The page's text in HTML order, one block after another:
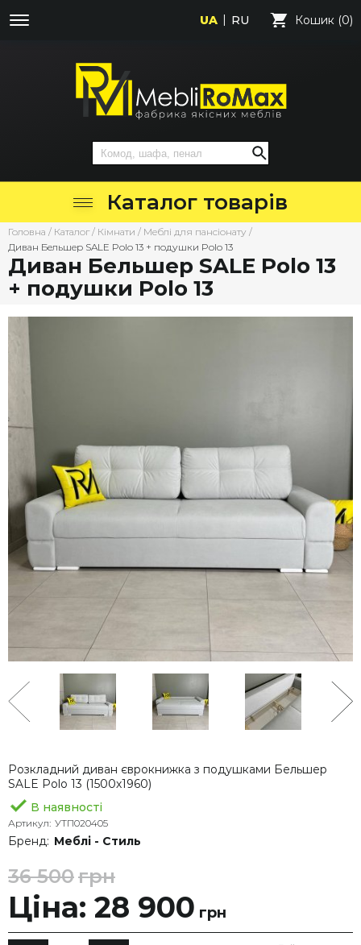
UA RU Кошик (0)
Каталог товарів
Головна / Каталог / Кімнати / Меблі для пансіонату /
Диван Бельшер SALE Polo 13 + подушки Polo 13
Диван Бельшер SALE Polo 13
+ подушки Polo 13
Розкладний диван єврокнижка з подушками Бельшер
SALE Polo 13 (1500х1960)
В наявності
Артикул: УТП020405
Бренд: Меблі - Стиль
36 500грн
Ціна: 28 900 грн